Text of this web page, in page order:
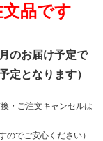
品です
のお届け予定で
定となります）
・ご注文キャンセルは
のでご安心ください）